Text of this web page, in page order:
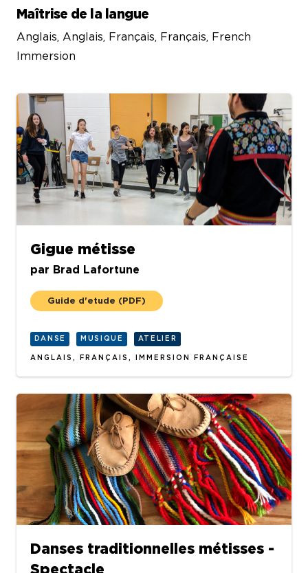
Maîtrise de la langue
Anglais, Anglais, Français, Français, French
Immersion
Gigue métisse
par Brad Lafortune
Guide d'etude (PDF)
DANSE MUSIQUE ATELIER
ANGLAIS, FRANÇAIS, IMMERSION FRANÇAISE
Danses traditionnelles métisses -
Spectacle